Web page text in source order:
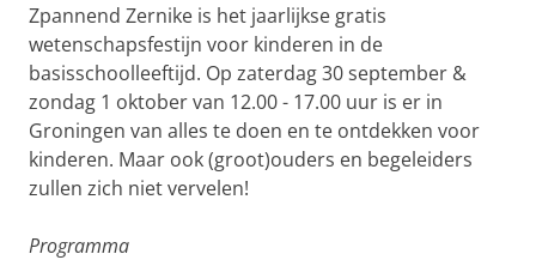
Zpannend Zernike is het jaarlijkse gratis
wetenschapsfestijn voor kinderen in de
basisschoolleeftijd. Op zaterdag 30 september &
zondag 1 oktober van 12.00 - 17.00 uur is er in
Groningen van alles te doen en te ontdekken voor
kinderen. Maar ook (groot)ouders en begeleiders
zullen zich niet vervelen!
Programma